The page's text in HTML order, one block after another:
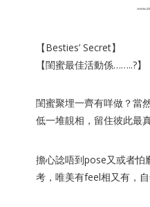
【Besties’ Secret】
【閨蜜最佳活動係……..?】
閨蜜聚埋一齊有咩做？當
低一堆靚相，留住彼此最
擔心諗唔到pose又或者怕
考，唯美有feel相又有，